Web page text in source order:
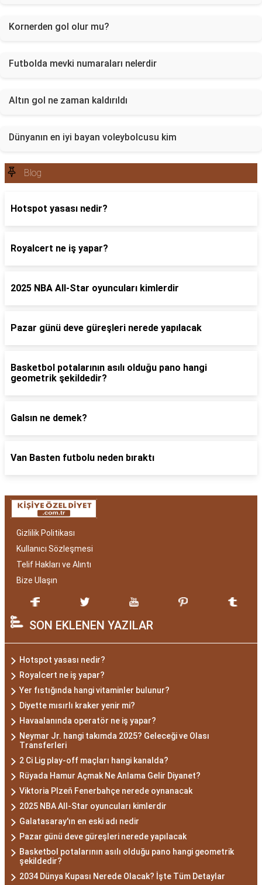
Kornerden gol olur mu?
Futbolda mevki numaraları nelerdir
Altın gol ne zaman kaldırıldı
Dünyanın en iyi bayan voleybolcusu kim
Blog
Hotspot yasası nedir?
Royalcert ne iş yapar?
2025 NBA All-Star oyuncuları kimlerdir
Pazar günü deve güreşleri nerede yapılacak
Basketbol potalarının asılı olduğu pano hangi
geometrik şekildedir?
Galsın ne demek?
Van Basten futbolu neden bıraktı
Gizlilik Politikası
Kullanıcı Sözleşmesi
Telif Hakları ve Alıntı
Bize Ulaşın
SON EKLENEN YAZILAR
Hotspot yasası nedir?
Royalcert ne iş yapar?
Yer fıstığında hangi vitaminler bulunur?
Diyette mısırlı kraker yenir mi?
Havaalanında operatör ne iş yapar?
Neymar Jr. hangi takımda 2025? Geleceği ve Olası
Transferleri
2 Ci Lig play-off maçları hangi kanalda?
Rüyada Hamur Açmak Ne Anlama Gelir Diyanet?
Viktoria Plzeň Fenerbahçe nerede oynanacak
2025 NBA All-Star oyuncuları kimlerdir
Galatasaray'ın en eski adı nedir
Pazar günü deve güreşleri nerede yapılacak
Basketbol potalarının asılı olduğu pano hangi geometrik
şekildedir?
2034 Dünya Kupası Nerede Olacak? İşte Tüm Detaylar